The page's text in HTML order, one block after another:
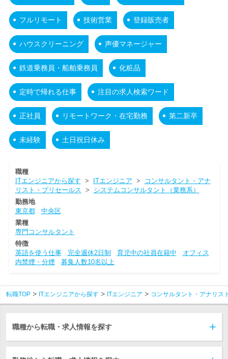
フルリモート 技術営業 登録販売者
ハウスクリーニング 声優マネージャー
鉄道乗務員・船舶乗務員 化粧品
定時で帰れる仕事 注目の求人検索ワード
正社員 リモートワーク・在宅勤務 第二新卒
未経験 土日祝日休み
職種
ITエンジニアから探す > ITエンジニア >
コンサルタント・アナ
リスト・プリセールス > システムコンサルタント（業務系）
勤務地
東京都
中央区
業種
専門コンサルタント
特徴
英語を使う仕事
完全週休2日制 育児中の社員在籍中
オフィス
内禁煙・分煙
募集人数10名以上
転職TOP ITエンジニアから探す ITエンジニア コンサルタント・アナリス
職種から転職・求人情報を探す